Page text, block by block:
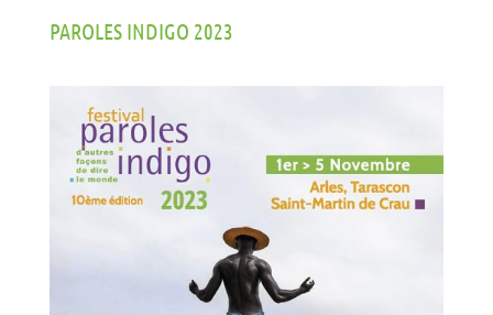
PAROLES INDIGO 2023